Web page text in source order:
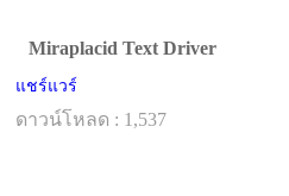
Miraplacid Text Driver
แชร์แวร์
ดาวน์โหลด : 1,537